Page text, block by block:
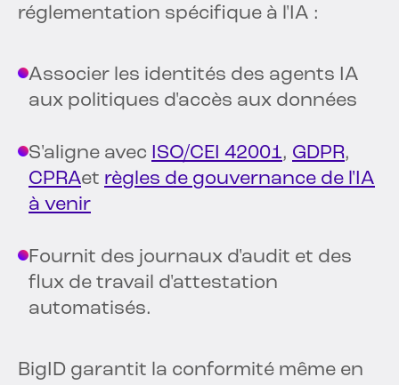
réglementation spécifique à l'IA :
Associer les identités des agents IA
aux politiques d'accès aux données
S'aligne avec ISO/CEI 42001, GDPR,
CPRAet règles de gouvernance de l'IA
à venir
Fournit des journaux d'audit et des
flux de travail d'attestation
automatisés.
BigID garantit la conformité même en